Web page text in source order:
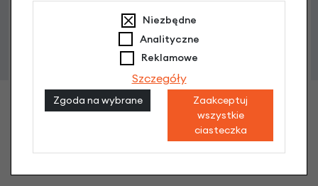
Łącznik wspornika Batavus Finez
8,90 zł
Niezbędne
Analityczne
Reklamowe
Szczegóły
Zgoda na wybrane
Zaakceptuj
wszystkie
ciasteczka